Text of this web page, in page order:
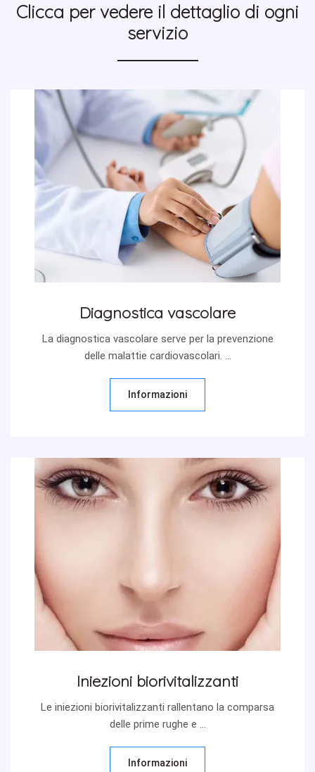
Clicca per vedere il dettaglio di ogni
servizio
Diagnostica vascolare
La diagnostica vascolare serve per la prevenzione
delle malattie cardiovascolari. ...
Informazioni
Iniezioni biorivitalizzanti
Le iniezioni biorivitalizzanti rallentano la comparsa
delle prime rughe e ...
Informazioni